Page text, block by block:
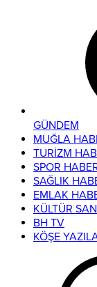
GÜNDEM
MUĞLA
TURİZM
SPOR
SAĞLIK
EMLAK
KÜLTÜR
BH TV
KÖŞE